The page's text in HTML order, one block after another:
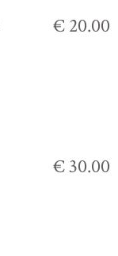
€ 20.00
€ 30.00